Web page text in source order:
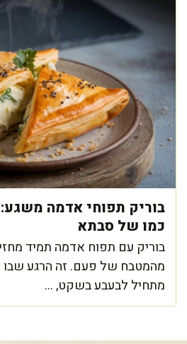
בוריק תפוחי אדמה
כמו של סבתא
בוריק עם תפוח אדמה תמיד
מהמטבח של פעם. זה הרגע
מתחיל לבעבע בשקט, ...